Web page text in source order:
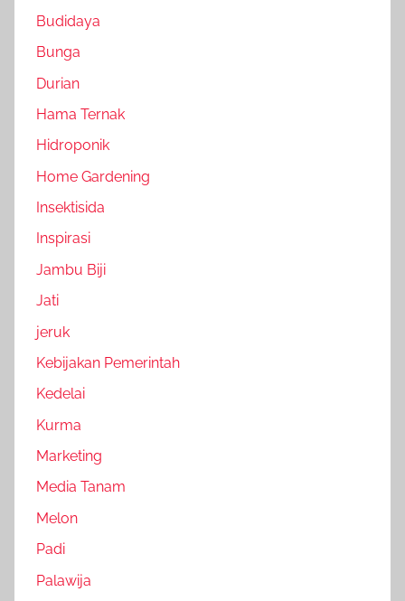
Budidaya
Bunga
Durian
Hama Ternak
Hidroponik
Home Gardening
Insektisida
Inspirasi
Jambu Biji
Jati
jeruk
Kebijakan Pemerintah
Kedelai
Kurma
Marketing
Media Tanam
Melon
Padi
Palawija